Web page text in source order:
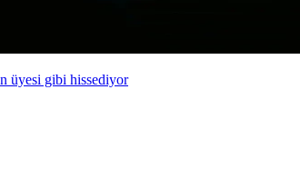
üyesi gibi hissediyor